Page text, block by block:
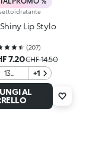
idratante
Lip Stylo
(207)
7.20CHF 14.50
13
+1
AL